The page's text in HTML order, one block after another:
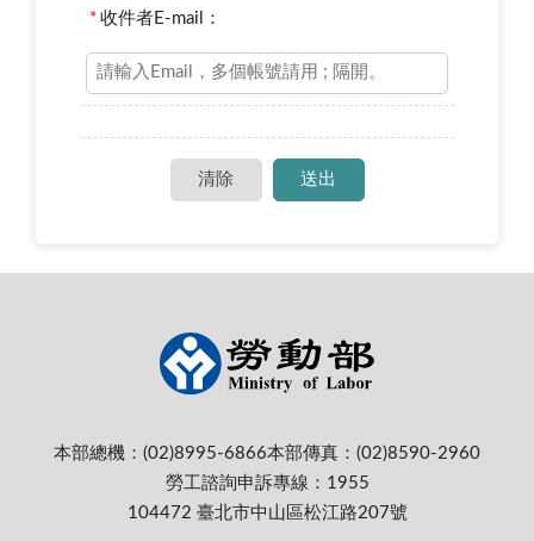
* 收件者E-mail：
本部總機：(02)8995-6866本部傳真：(02)8590-2960
勞工諮詢申訴專線：1955
104472 臺北市中山區松江路207號